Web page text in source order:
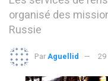
organisé des
Russie
ParAguellid